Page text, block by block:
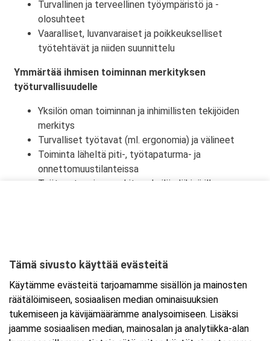
Turvallinen ja terveellinen työympäristö ja -
olosuhteet
Vaaralliset, luvanvaraiset ja poikkeukselliset
työtehtävät ja niiden suunnittelu
Ymmärtää ihmisen toiminnan merkityksen
työturvallisuudelle
Yksilön oman toiminnan ja inhimillisten tekijöiden
merkitys
Turvalliset työtavat (ml. ergonomia) ja välineet
Toiminta läheltä piti-, työtapaturma- ja
onnettomuustilanteissa
Työtapaturmien merkitys yksilön lähipiirille,
Ajankohta
Alkaa:17.11.2026 08:30
Päättyy:17.11.2026 16:00
Tämä sivusto käyttää evästeitä
Käytämme evästeitä tarjoamamme sisällön ja mainosten
räätälöimiseen, sosiaalisen median ominaisuuksien
tukemiseen ja kävijämäärämme analysoimiseen. Lisäksi
jaamme sosiaalisen median, mainosalan ja analytiikka-alan